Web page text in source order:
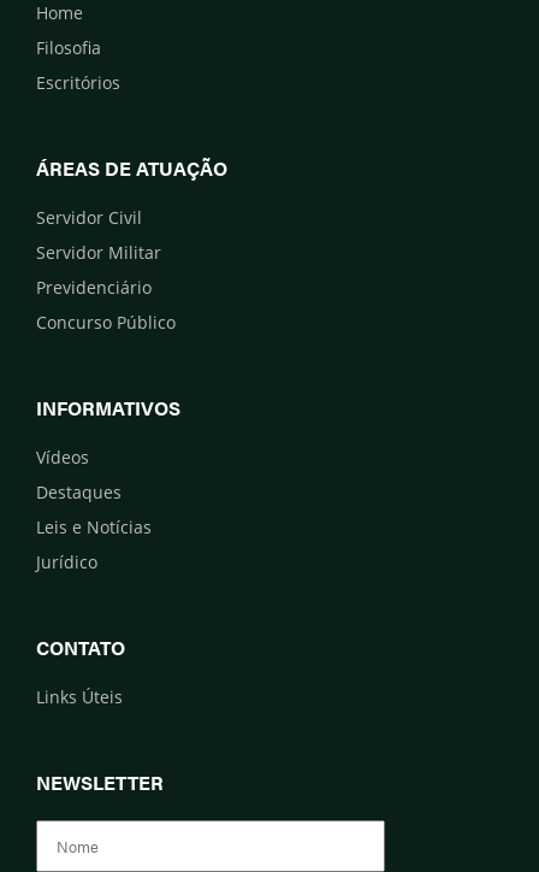
Home
Filosofia
Escritórios
ÁREAS DE ATUAÇÃO
Servidor Civil
Servidor Militar
Previdenciário
Concurso Público
INFORMATIVOS
Vídeos
Destaques
Leis e Notícias
Jurídico
CONTATO
Links Úteis
NEWSLETTER